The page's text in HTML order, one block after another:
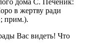
в жертву ради
прим.).
Вас видеть! Что